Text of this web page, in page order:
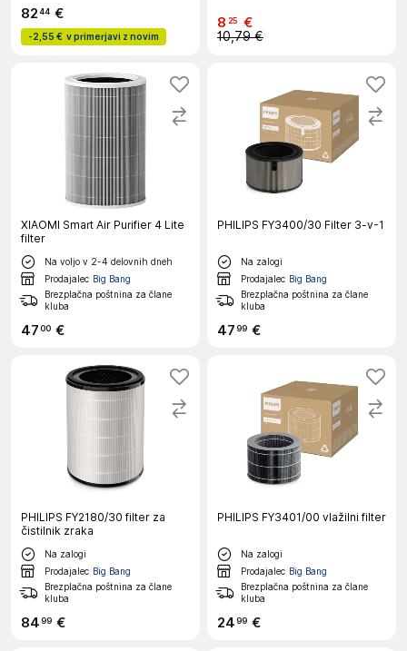
8244 €
-2,55 € v primerjavi z novim
8 25 €
10,79 €
XIAOMI Smart Air Purifier 4 Lite
filter
Na voljo v 2-4 delovnih dneh
Prodajalec Big Bang
Brezplačna poštnina za člane
kluba
4700 €
PHILIPS FY3400/30 Filter 3-v-1
Na zalogi
Prodajalec Big Bang
Brezplačna poštnina za člane
kluba
4799 €
PHILIPS FY2180/30 filter za
čistilnik zraka
Na zalogi
Prodajalec Big Bang
Brezplačna poštnina za člane
kluba
8499 €
PHILIPS FY3401/00 vlažilni filter
Na zalogi
Prodajalec Big Bang
Brezplačna poštnina za člane
kluba
2499 €